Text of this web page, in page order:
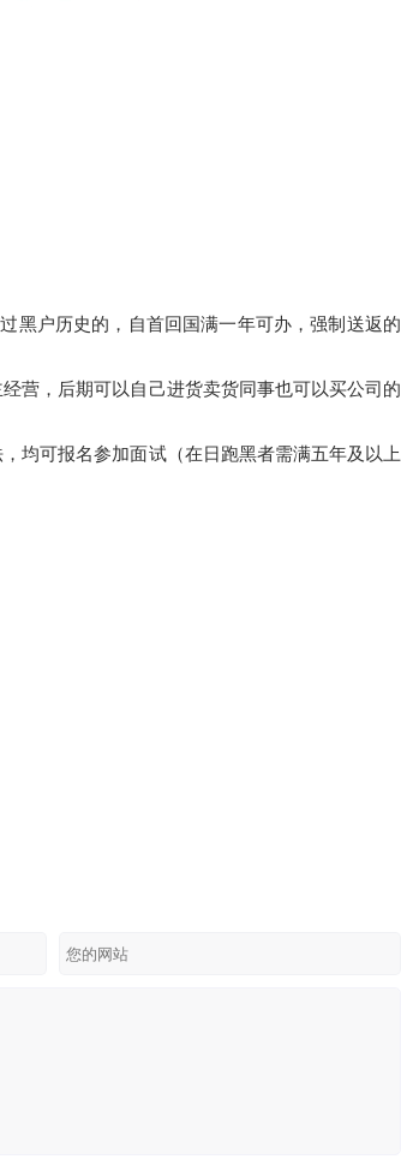
黑户历史的，自首回国满一年可办，强制送返的
营，后期可以自己进货卖货同事也可以买公司的
均可报名参加面试（在日跑黑者需满五年及以上